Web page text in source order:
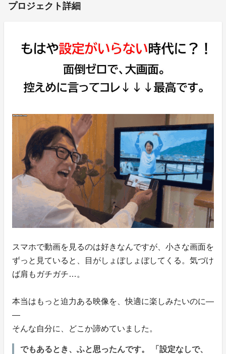
プロジェクト詳細
スマホで動画を見るのは好きなんですが、小さな画面を
ずっと見ていると、目がしょぼしょぼしてくる。気づけ
ば肩もガチガチ…。
本当はもっと迫力ある映像を、快適に楽しみたいのに―
―
そんな自分に、どこか諦めていました。
でもあるとき、ふと思ったんです。 「設定なしで、